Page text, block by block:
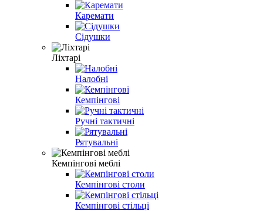
Каремати
Сідушки
Ліхтарі
Налобні
Кемпінгові
Ручні тактичні
Рятувальні
Кемпінгові меблі
Кемпінгові столи
Кемпінгові стільці